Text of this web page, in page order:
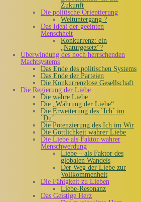
Zukunft
Die politische Orientierung
Weltuntergang ?
Das Ideal der geeinten
Menschheit
Konkurrenz: ein
„Naturgesetz“?
Überwindung des noch herrschenden
Machtsystems
Das Ende des politischen Systems
Das Ende der Parteien
Die Konkurrenzlose Gesellschaft
Die Regierung der Liebe
Die wahre Liebe
Die „Währung der Liebe“
Die Erweiterung des `Ich´ im
`Du´
Die Potenzierung des Ich im Wir
Die Göttlichkeit wahrer Liebe
Die Liebe als Faktor wahrer
Menschwerdung
Liebe – als Faktor des
globalen Wandels
Der Weg der Liebe zur
Vollkommenheit
Die Fähigkeit zu Lieben
Liebe-Resonanz
Das Geistige Herz